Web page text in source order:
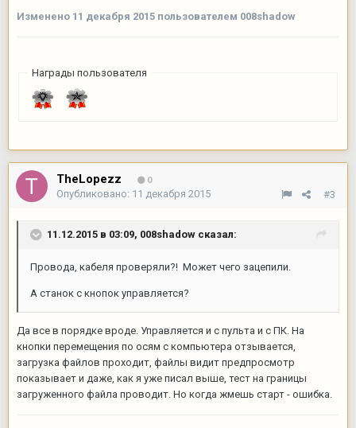
Изменено 11 декабря 2015 пользователем 008shadow
Награды пользователя
TheLopezz 0
#3
Опубликовано: 11 декабря 2015
11.12.2015 в 03:09, 008shadow сказал:
Провода, кабеля проверяли?! Может чего зацепили.
А станок с кнопок управляется?
Да все в порядке вроде. Управляется и с пульта и с ПК. На
кнопки перемещения по осям с компьютера отзывается,
загрузка файлов проходит, файлы видит предпросмотр
показывает и даже, как я уже писал выше, тест на границы
загруженного файла проводит. Но когда жмешь старт - ошибка.